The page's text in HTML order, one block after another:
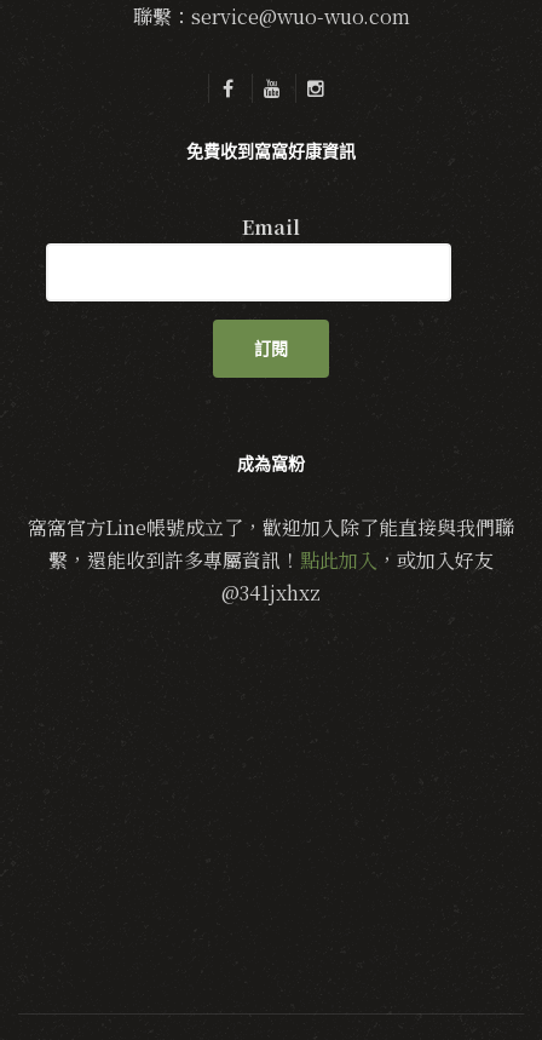
聯繫：service@wuo-wuo.com
免費收到窩窩好康資訊
Email
訂閱
成為窩粉
窩窩官方Line帳號成立了，歡迎加入除了能直接與我們聯
繫，還能收到許多專屬資訊！ 點此加入 ，或加入好友
@341jxhxz